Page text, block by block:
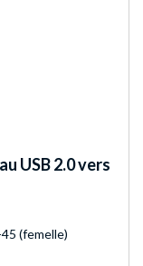
USB 2.0 vers
(femelle)